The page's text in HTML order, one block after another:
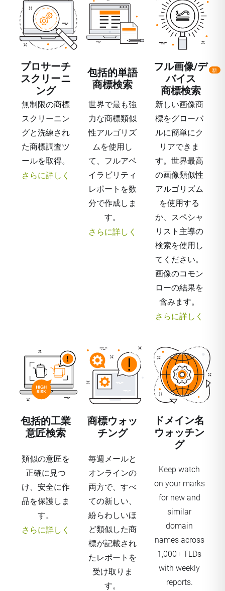
プロサーチ
スクリーニ
ング
無制限の商標
スクリーニン
グと洗練され
た商標調査ツ
ールを取得。
さらに詳しく
包括的単語
商標検索
世界で最も強
力な商標類似
性アルゴリズ
ムを使用し
て、フルアベ
イラビリティ
レポートを数
分で作成しま
す。
さらに詳しく
フル画像/デ
バイス
商標検索
新
新しい画像商
標をグローバ
ルに簡単にク
リアできま
す。世界最高
の画像類似性
アルゴリズム
を使用する
か、スペシャ
リスト主導の
検索を使用し
てください。
画像のコモン
ローの結果を
含みます。
さらに詳しく
包括的工業
意匠検索
類似の意匠を
正確に見つ
け、安全に作
品を保護しま
す。
さらに詳しく
商標ウォッ
チング
毎週メールと
オンラインの
両方で、すべ
ての新しい、
紛らわしいほ
ど類似した商
標が記載され
たレポートを
受け取りま
す。
ドメイン名
ウォッチン
グ
Keep watch
on your marks
for new and
similar
domain
names across
1,000+ TLDs
with weekly
reports.